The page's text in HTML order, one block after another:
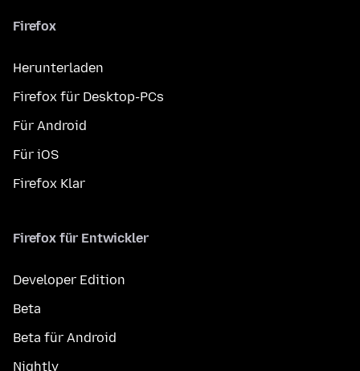
Firefox
Herunterladen
Firefox für Desktop-PCs
Für Android
Für iOS
Firefox Klar
Firefox für Entwickler
Developer Edition
Beta
Beta für Android
Nightly